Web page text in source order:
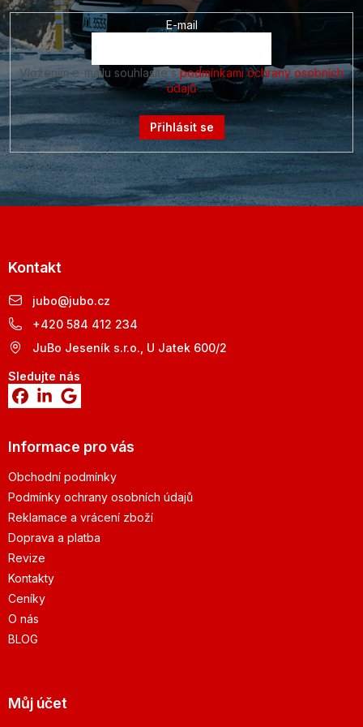
E-mail
Vložením e-mailu souhlasíte spodmínkami ochrany osobních
údajů
Přihlásit se
Kontakt
jubo@jubo.cz
+420 584 412 234
JuBo Jeseník s.r.o., U Jatek 600/2
Sledujte nás
Informace pro vás
Obchodní podmínky
Podmínky ochrany osobních údajů
Reklamace a vrácení zboží
Doprava a platba
Revize
Kontakty
Ceníky
O nás
BLOG
Můj účet